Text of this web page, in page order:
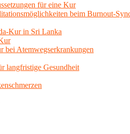
für eine Kur
beim Burnout-
Kur in Sri Lanka
bei Atemwegserkrankungen
langfristige Gesundheit